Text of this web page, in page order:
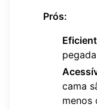
Prós:
cama
menos